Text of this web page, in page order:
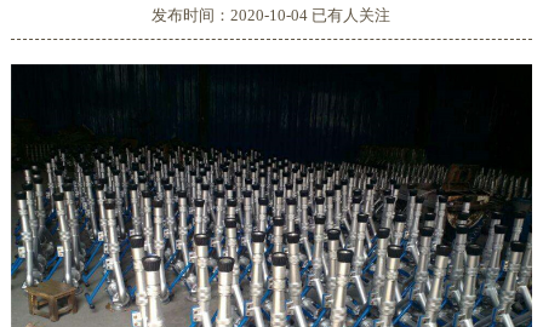
发布时间：2020-10-04 已有 人关注